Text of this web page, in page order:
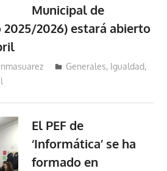
Municipal de
2025/2026) estará abierto
Generales, Igualdad,
El PEF de
‘Informática’ se ha
formado en